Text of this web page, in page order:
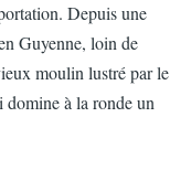
Depuis une
Guyenne, loin de
moulin lustré par le
domine à la ronde un